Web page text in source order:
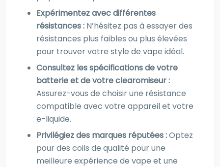
Expérimentez avec différentes
résistances : N’hésitez pas à essayer des
résistances plus faibles ou plus élevées
pour trouver votre style de vape idéal.
Consultez les spécifications de votre
batterie et de votre clearomiseur :
Assurez-vous de choisir une résistance
compatible avec votre appareil et votre
e-liquide.
Privilégiez des marques réputées :Optez
pour des coils de qualité pour une
meilleure expérience de vape et une